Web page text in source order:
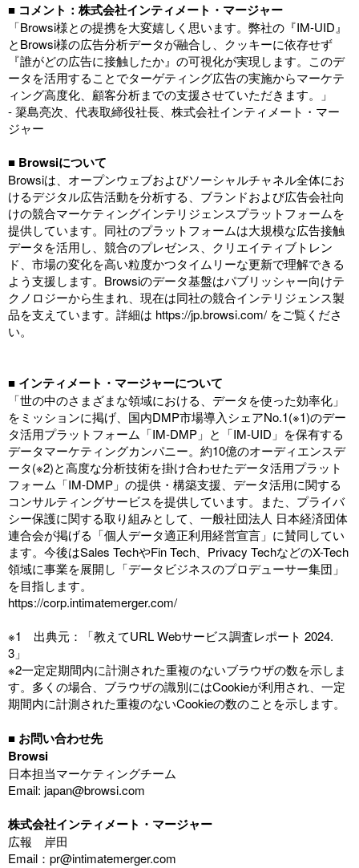
■ コメント：株式会社インティメート・マージャー
「Browsi様との提携を大変嬉しく思います。弊社の『IM-UID』
とBrowsi様の広告分析データが融合し、クッキーに依存せず
『誰がどの広告に接触したか』の可視化が実現します。このデ
ータを活用することでターゲティング広告の実施からマーケテ
ィング高度化、顧客分析までの支援させていただきます。」
- 簗島亮次、代表取締役社長、株式会社インティメート・マー
ジャー
■ Browsiについて
Browsiは、オープンウェブおよびソーシャルチャネル全体にお
けるデジタル広告活動を分析する、ブランドおよび広告会社向
けの競合マーケティングインテリジェンスプラットフォームを
提供しています。同社のプラットフォームは大規模な広告接触
データを活用し、競合のプレゼンス、クリエイティブトレン
ド、市場の変化を高い粒度かつタイムリーな更新で理解できる
よう支援します。Browsiのデータ基盤はパブリッシャー向けテ
クノロジーから生まれ、現在は同社の競合インテリジェンス製
品を支えています。詳細は https://jp.browsi.com/をご覧くださ
い。
■ インティメート・マージャーについて
「世の中のさまざまな領域における、データを使った効率化」
をミッションに掲げ、国内DMP市場導入シェアNo.1(※1)のデー
タ活用プラットフォーム「IM-DMP」と「IM-UID」を保有する
データマーケティングカンパニー。約10億のオーディエンスデ
ータ(※2)と高度な分析技術を掛け合わせたデータ活用プラット
フォーム「IM-DMP」の提供・構築支援、データ活用に関する
コンサルティングサービスを提供しています。また、プライバ
シー保護に関する取り組みとして、一般社団法人 日本経済団体
連合会が掲げる「個人データ適正利用経営宣言」に賛同してい
ます。今後はSales TechやFin Tech、Privacy TechなどのX-Tech
領域に事業を展開し「データビジネスのプロデューサー集団」
を目指します。
https://corp.intimatemerger.com/
※1 出典元：「教えてURL Webサービス調査レポート 2024.
3」
※2一定定期間内に計測された重複のないブラウザの数を示しま
す。多くの場合、ブラウザの識別にはCookieが利用され、一定
期間内に計測された重複のないCookieの数のことを示します。
■ お問い合わせ先
Browsi
日本担当マーケティングチーム
Email: japan@browsi.com
株式会社インティメート・マージャー
広報 岸田
Email：pr@intimatemerger.com